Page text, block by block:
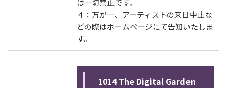
は一切禁止です。
４：万が一、アーティストの来日中止な
どの際はホームページにて告知いたしま
す。
1014 The Digital Garden